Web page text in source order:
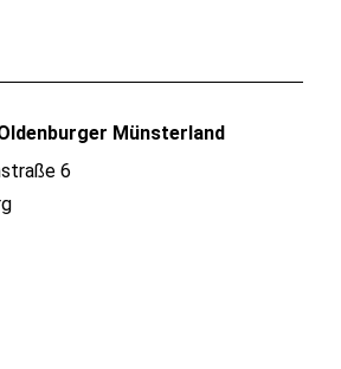
Münsterland
6